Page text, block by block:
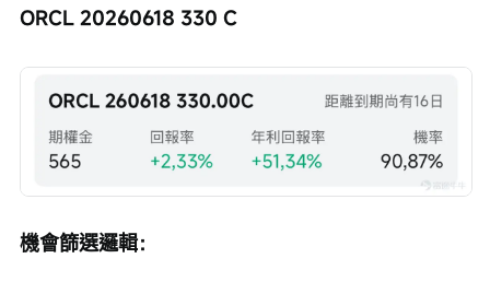
ORCL 20260618 330 C
機會篩選邏輯：